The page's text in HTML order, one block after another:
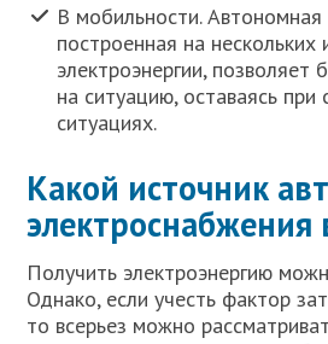
В мобильности. Автономная
построенная на нескольких
электроэнергии, позволяет
на ситуацию, оставаясь
ситуациях.
Какой источник
электроснабжения
Получить электроэнергию
Однако, если учесть фактор
то всерьез можно